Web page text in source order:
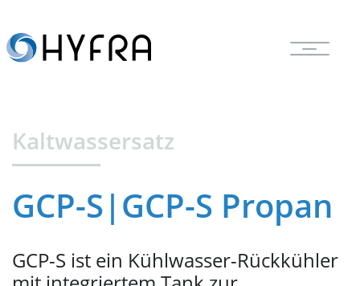
Kaltwassersatz
GCP-S|GCP-S Propan
GCP-S ist ein Kühlwasser-Rückkühler